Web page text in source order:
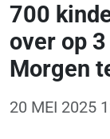
700
over op
Morgen
20 MEI 2025